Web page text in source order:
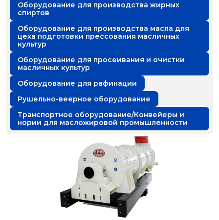
Оборудование для производства жирных
спиртов
Оборудование для производства масла для
цеха подготовки прессования масличных
культур
Оборудование для просеивания и очистки
масличных культур
Оборудование для рафинации
Рушельно-веерное оборудование
Транспортное оборудование/Конвейеры и
нории для масложировой промышленности